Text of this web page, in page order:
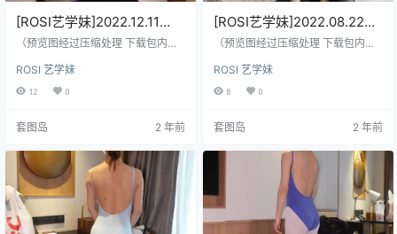
[ROSI艺学妹]2022.12.11
NO.255[91+1P／97MB]
（预览图经过压缩处理 下载包内是
ROSI 艺学妹
12 0
套图岛 2 年前
[ROSI艺学妹]2022.08.22
NO.254[188+1P／305MB]
（预览图经过压缩处理 下载包内是
ROSI 艺学妹
8 0
套图岛 2 年前